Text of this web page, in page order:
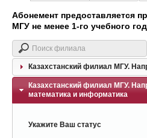
Абонемент предоставляется
МГУ не менее 1-го учебного
Казахстанский филиал МГУ.
Казахстанский филиал МГУ.
математика и информатика
Укажите Ваш статус